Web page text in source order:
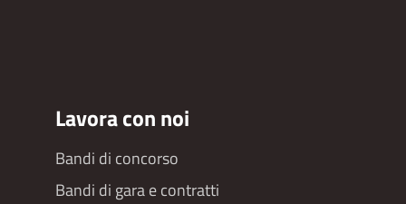
Lavora con noi
Bandi di concorso
Bandi di gara e contratti